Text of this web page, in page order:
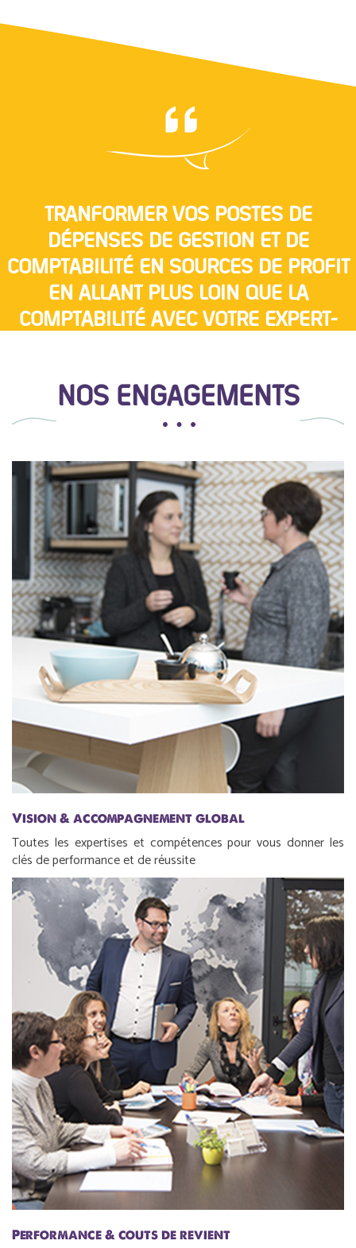
TRANFORMER VOS POSTES DE
DÉPENSES DE GESTION ET DE
COMPTABILITÉ EN SOURCES DE PROFIT
EN ALLANT PLUS LOIN QUE LA
COMPTABILITÉ AVEC VOTRE EXPERT-
NOS ENGAGEMENTS
Vision & accompagnement global
Toutes les expertises et compétences pour vous donner les
clés de performance et de réussite
Performance & couts de revient